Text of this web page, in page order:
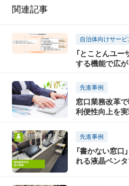
関連記事
自治体向けサー
「とことんユー
する機能で広が
先進事例
窓口業務改革
利便性向上を
先進事例
「書かない窓口
れる液晶ペンタ